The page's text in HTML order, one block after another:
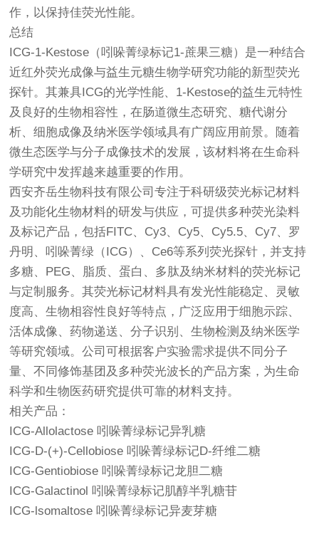
作，以保持佳荧光性能。
总结
ICG-1-Kestose（吲哚菁绿标记1-蔗果三糖）是一种结合
近红外荧光成像与益生元糖生物学研究功能的新型荧光
探针。其兼具ICG的光学性能、1-Kestose的益生元特性
及良好的生物相容性，在肠道微生态研究、糖代谢分
析、细胞成像及纳米医学领域具有广阔应用前景。随着
微生态医学与分子成像技术的发展，该材料将在生命科
学研究中发挥越来越重要的作用。
西安齐岳生物科技有限公司专注于科研级荧光标记材料
及功能化生物材料的研发与供应，可提供多种荧光染料
及标记产品，包括FITC、Cy3、Cy5、Cy5.5、Cy7、罗
丹明、吲哚菁绿（ICG）、Ce6等系列荧光探针，并支持
多糖、PEG、脂质、蛋白、多肽及纳米材料的荧光标记
与定制服务。其荧光标记材料具有发光性能稳定、灵敏
度高、生物相容性良好等特点，广泛应用于细胞示踪、
活体成像、药物递送、分子识别、生物检测及纳米医学
等研究领域。公司可根据客户实验需求提供不同分子
量、不同修饰基团及多种荧光波长的产品方案，为生命
科学和生物医药研究提供可靠的材料支持。
相关产品：
ICG-Allolactose 吲哚菁绿标记异乳糖
ICG-D-(+)-Cellobiose 吲哚菁绿标记D-纤维二糖
ICG-Gentiobiose 吲哚菁绿标记龙胆二糖
ICG-Galactinol 吲哚菁绿标记肌醇半乳糖苷
ICG-lsomaltose 吲哚菁绿标记异麦芽糖